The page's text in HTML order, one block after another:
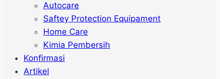
Autocare
Saftey Protection Equipament
Home Care
Kimia Pembersih
Konfirmasi
Artikel